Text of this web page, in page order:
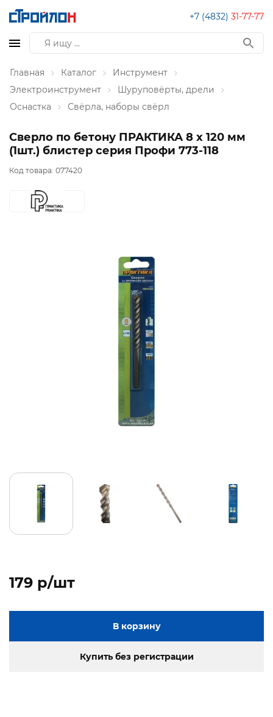
+7 (4832) 31-77-77
Главная Каталог
Инструмент
Электроинструмент
Шуруповёрты, дрели
Оснастка
Свёрла, наборы свёрл
Сверло по бетону ПРАКТИКА 8 х 120 мм
(1шт.) блистер серия Профи 773-118
Код товара: 077420
179 p/шт
В корзину
Купить без регистрации